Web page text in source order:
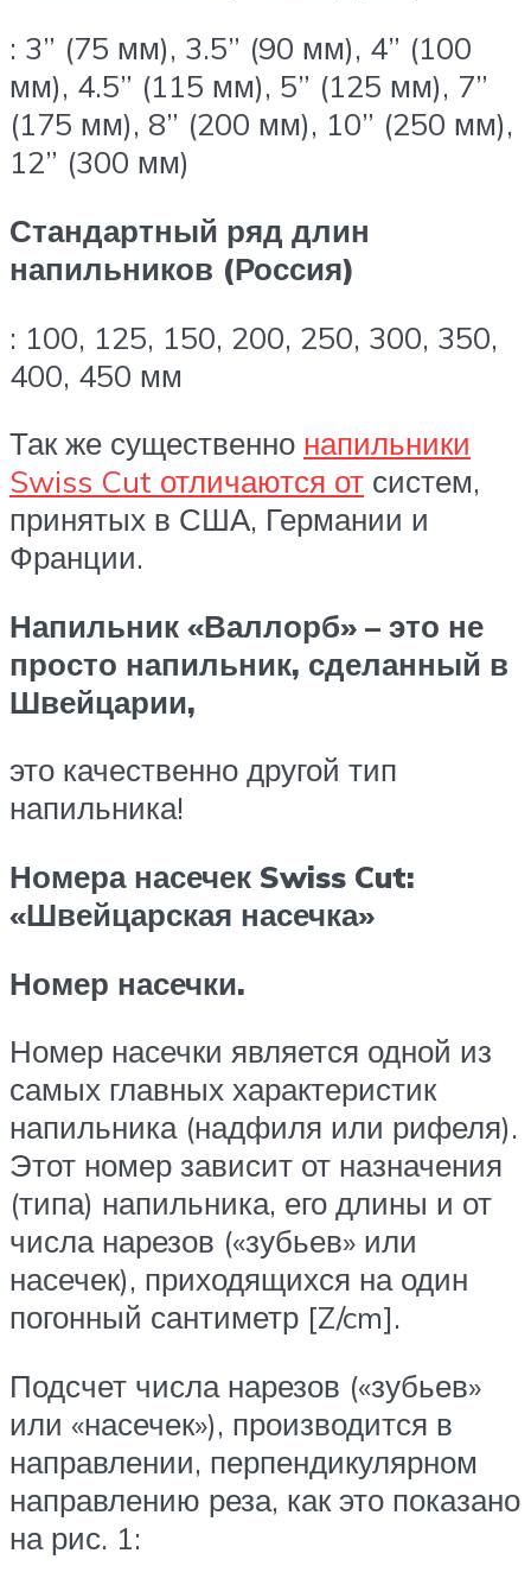
: 3” (75 мм), 3.5” (90 мм), 4” (100
мм), 4.5” (115 мм), 5” (125 мм), 7”
(175 мм), 8” (200 мм), 10” (250 мм),
12” (300 мм)
Стандартный ряд длин
напильников (Россия)
: 100, 125, 150, 200, 250, 300, 350,
400, 450 мм
Так же существенно напильники
Swiss Cut отличаются от систем,
принятых в США, Германии и
Франции.
Напильник «Валлорб» – это не
просто напильник, сделанный в
Швейцарии,
это качественно другой тип
напильника!
Номера насечек Swiss Cut:
«Швейцарская насечка»
Номер насечки.
Номер насечки является одной из
самых главных характеристик
напильника (надфиля или рифеля).
Этот номер зависит от назначения
(типа) напильника, его длины и от
числа нарезов («зубьев» или
насечек), приходящихся на один
погонный сантиметр [Z/cm].
Подсчет числа нарезов («зубьев»
или «насечек»), производится в
направлении, перпендикулярном
направлению реза, как это показано
на рис. 1: